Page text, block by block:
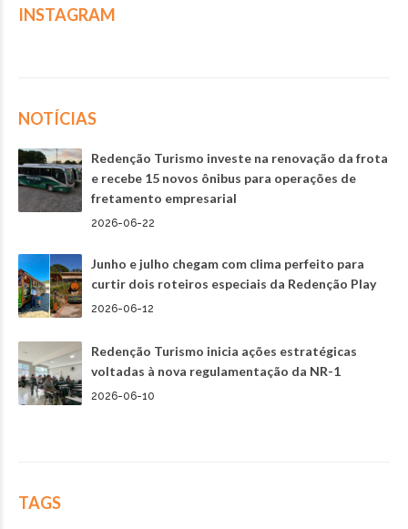
INSTAGRAM
NOTÍCIAS
Redenção Turismo investe na renovação da frota
e recebe 15 novos ônibus para operações de
fretamento empresarial
2026-06-22
Junho e julho chegam com clima perfeito para
curtir dois roteiros especiais da Redenção Play
2026-06-12
Redenção Turismo inicia ações estratégicas
voltadas à nova regulamentação da NR-1
2026-06-10
TAGS